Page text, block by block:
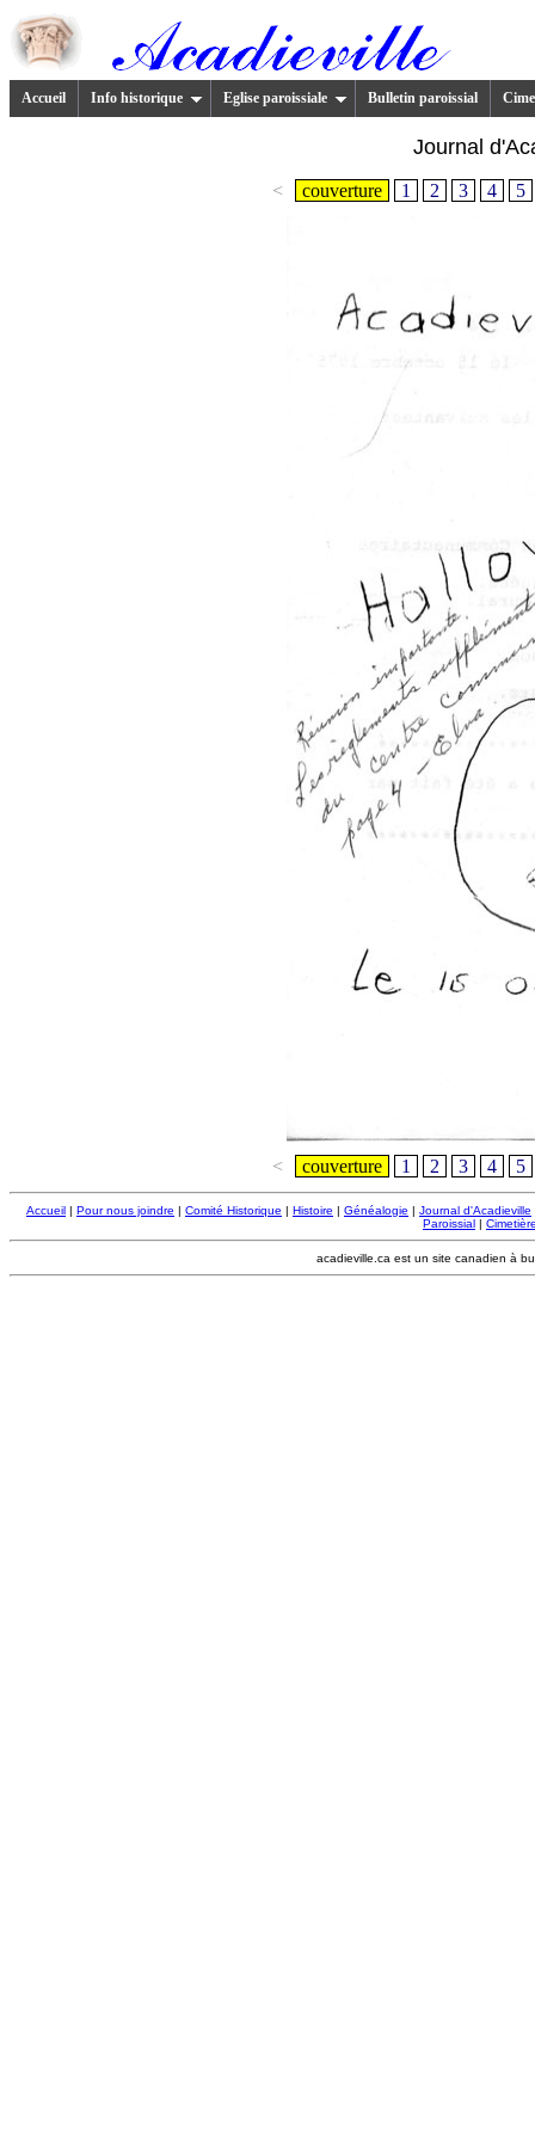
Accueil Info historique Eglise paroissiale Bulletin paroissial
Journal
< couverture 1 2 3 4 5
< couverture 1 2 3 4 5
Accueil | Pour nous joindre | Comité Historique | Histoire | Généalogie | Journal d'Acadieville
Paroissial |
acadieville.ca est un site canadien à